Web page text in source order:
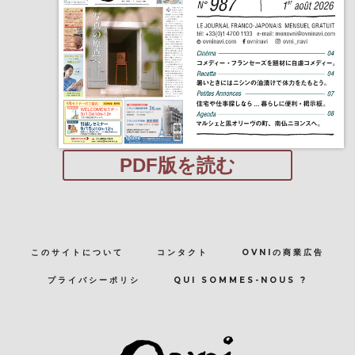
PDF版を読む
このサイトについて コンタクト OVNIの商業広告
プライバシーポリシ QUI SOMMES-NOUS ?